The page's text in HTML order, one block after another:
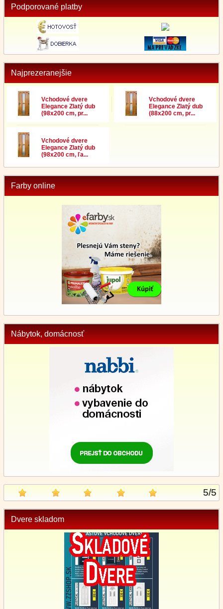
Podporované platby
Najprezeranejšie
Vchodové dvere
Elegance Zlatý dub
(98x200 cm, pr...
Vchodové dvere
Elegance Zlatý dub
(88x200 cm, pr...
Vchodové dvere
Elegance Zlatý dub
(98x200 cm, ľa...
Farby online
Nábytok, domácnosť
5/5
Dvere skladom